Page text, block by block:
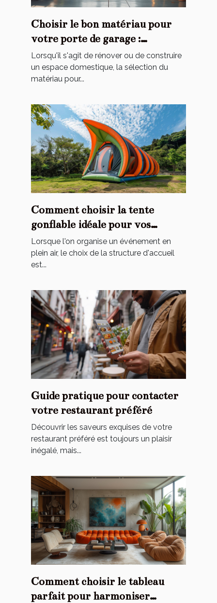
Choisir le bon matériau pour
votre porte de garage :
avantages et inconvénients
Lorsqu'il s'agit de rénover ou de construire
un espace domestique, la sélection du
matériau pour...
Comment choisir la tente
gonflable idéale pour vos
événements
Lorsque l'on organise un événement en
plein air, le choix de la structure d'accueil
est...
Guide pratique pour contacter
votre restaurant préféré
Découvrir les saveurs exquises de votre
restaurant préféré est toujours un plaisir
inégalé, mais...
Comment choisir le tableau
parfait pour harmoniser